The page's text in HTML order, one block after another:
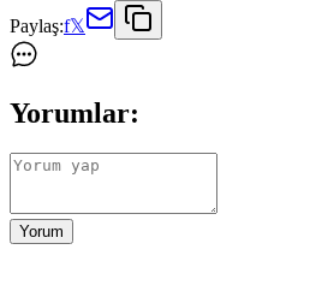
Paylaş:f𝕏
Yorumlar:
Yorum